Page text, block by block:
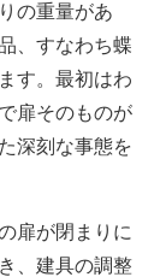
の重量があ
、すなわち蝶
す。最初はわ
扉そのものが
深刻な事態を
扉が閉まりに
、建具の調整